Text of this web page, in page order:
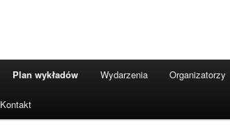
Plan wykładów Wydarzenia Organizatorzy
Kontakt